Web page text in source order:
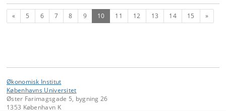
Forrige
« 5 6 7 8 9 10(nuværende)
11 12 13 14 15 Næste
»
Økonomisk Institut
Københavns Universitet
Øster Farimagsgade 5, bygning 26
1353 København K